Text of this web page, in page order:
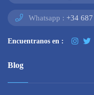
Whatsapp : +34
Encuentranos en :
Blog